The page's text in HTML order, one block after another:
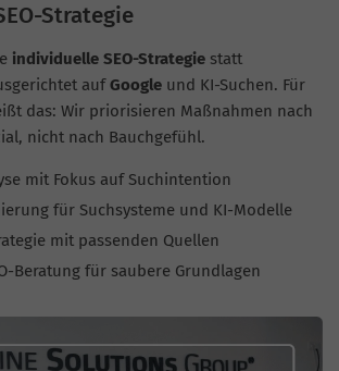
Strategie
individuelle SEO-Strategie statt
aufGoogle und KI-Suchen. Für
das: Wir priorisieren Maßnahmen nach
nicht nach Bauchgefühl.
mit Fokus auf Suchintention
für Suchsysteme und KI-Modelle
mit passenden Quellen
Beratung für saubere Grundlagen